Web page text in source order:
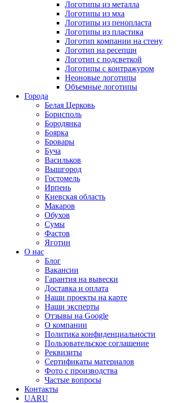
Логотипы из металла
Логотипы из мха
Логотипы из пенопласта
Логотипы из пластика
Логотип компании на стену
Логотип на ресепшн
Логотип с подсветкой
Логотипы с контражуром
Неоновые логотипы
Объемные логотипы
Города
Белая Церковь
Борисполь
Бородянка
Боярка
Бровары
Буча
Васильков
Вышгород
Гостомель
Ирпень
Киевская область
Макаров
Обухов
Сумы
Фастов
Яготин
О нас
Блог
Вакансии
Гарантия на вывески
Доставка и оплата
Наши проекты на карте
Наши эксперты
Отзывы на Google
О компании
Политика конфиденциальности
Пользовательское соглашение
Реквизиты
Сертификаты материалов
Фото с производства
Частые вопросы
Контакты
UARU